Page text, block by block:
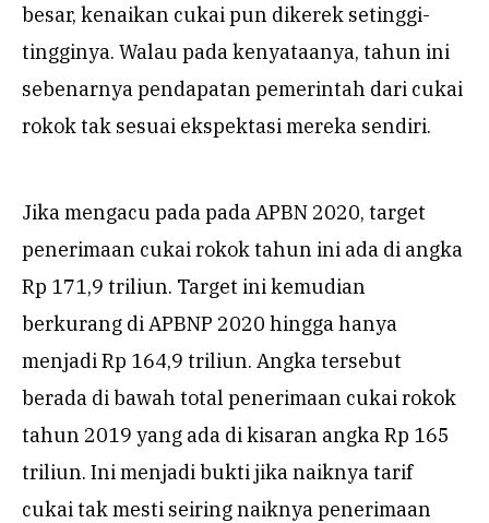
besar, kenaikan cukai pun dikerek setinggi-
tingginya. Walau pada kenyataanya, tahun ini
sebenarnya pendapatan pemerintah dari cukai
rokok tak sesuai ekspektasi mereka sendiri.
Jika mengacu pada pada APBN 2020, target
penerimaan cukai rokok tahun ini ada di angka
Rp 171,9 triliun. Target ini kemudian
berkurang di APBNP 2020 hingga hanya
menjadi Rp 164,9 triliun. Angka tersebut
berada di bawah total penerimaan cukai rokok
tahun 2019 yang ada di kisaran angka Rp 165
triliun. Ini menjadi bukti jika naiknya tarif
cukai tak mesti seiring naiknya penerimaan